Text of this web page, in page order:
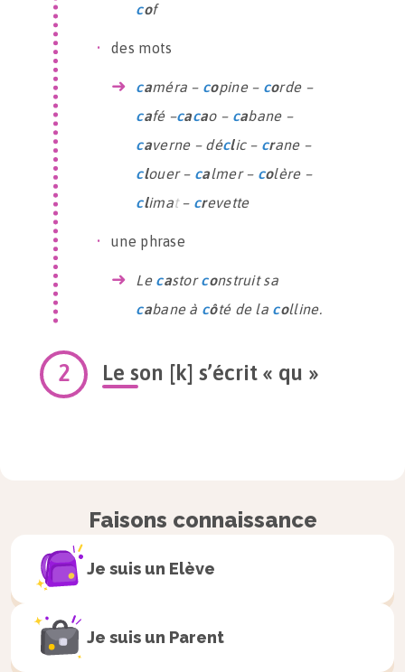
cof
des mots
caméra – copine – corde –
café –cacao – cabane –
caverne – déclic – crane –
clouer – calmer – colère –
climat– crevette
une phrase
Le castorconstruit sa
cabane à côté de la colline.
Le son [k] s’écrit « qu »
Faisons connaissance
Je suis un Elève
Je suis un Parent